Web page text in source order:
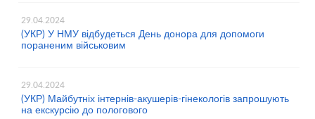
29.04.2024
(УКР) У НМУ відбудеться День донора для допомоги
пораненим військовим
29.04.2024
(УКР) Майбутніх інтернів-акушерів-гінекологів запрошують
на екскурсію до пологового